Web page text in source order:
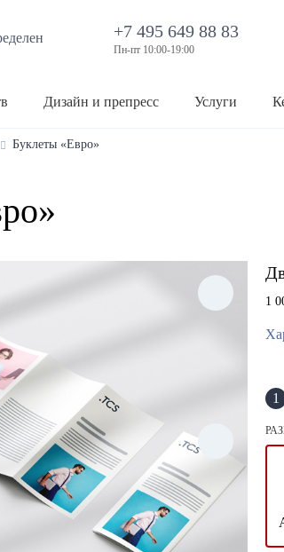
+7 495 649 88 83
Пн-пт 10:00-19:00
Дизайн и препресс Услуги
Буклеты «Евро»
1
1